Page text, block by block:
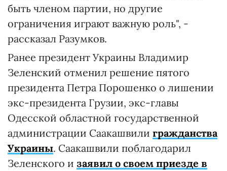
быть членом партии, но другие
ограничения играют важную роль", -
рассказал Разумков.
Ранее президент Украины Владимир
Зеленский отменил решение пятого
президента Петра Порошенко о лишении
экс-президента Грузии, экс-главы
Одесской областной государственной
администрации Саакашвили гражданства
Украины. Саакашвили поблагодарил
Зеленского и заявил о своем приезде в